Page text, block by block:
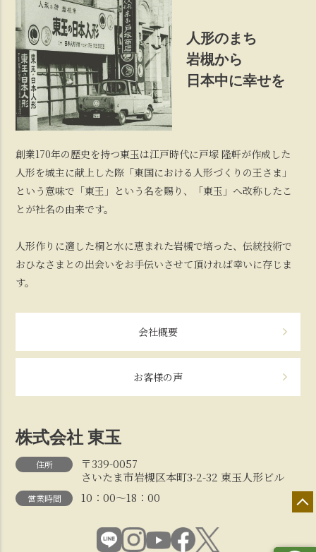
人形のまち
岩槻から
日本中に幸せを
創業170年の歴史を持つ東玉は江戸時代に戸塚 隆軒が作成した
人形を城主に献上した際「東国における人形づくりの王さま」
という意味で「東王」という名を賜り、「東玉」へ改称したこ
とが社名の由来です。
人形作りに適した桐と水に恵まれた岩槻で培った、伝統技術で
おひなさまとの出会いをお手伝いさせて頂ければ幸いに存じま
す。
会社概要
お客様の声
株式会社 東玉
住所
〒339-0057
さいたま市岩槻区本町3-2-32 東玉人形ビル
営業時間 10：00～18：00